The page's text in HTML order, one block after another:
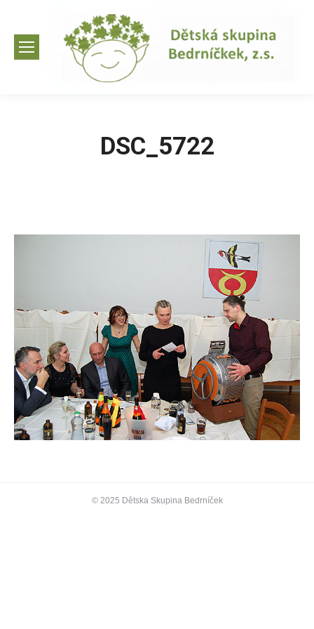
DSC_5722
© 2025 Dětska Skupina Bedrníček